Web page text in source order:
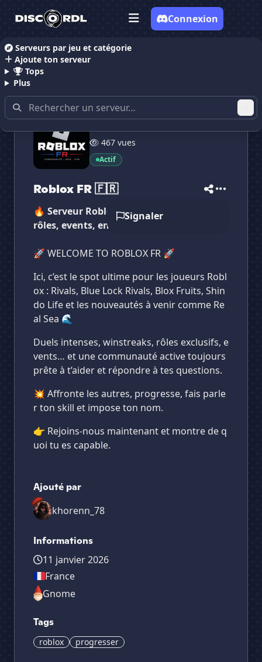
Serveurs par jeu et catégorie
Ajoute ton serveur
Tops
Plus
Connexion
Accueil Serveurs Discord Gaming
467 vues
Actif
Roblox FR 🇫🇷
Signaler
🔥 Serveur Roblox FR compétitif : duels,
rôles, events, entraide & jeux populaires.
🚀 WELCOME TO ROBLOX FR 🚀
Ici, c’est le spot ultime pour les joueurs Robl
ox : Rivals, Blue Lock Rivals, Blox Fruits, Shin
do Life et les nouveautés à venir comme Re
al Sea 🌊
Duels intenses, winstreaks, rôles exclusifs, e
vents… et une communauté active toujours
prête à t’aider et répondre à tes questions.
💥 Affronte les autres, progresse, fais parle
r ton skill et impose ton nom.
👉 Rejoins-nous maintenant et montre de q
uoi tu es capable.
Ajouté par
khorenn_78
Informations
11 janvier 2026
France
Gnome
Tags
roblox progresser
Vote pourRoblox FR 🇫🇷
Roblox FR 🇫🇷
serveur ?
Supprimer
Roblox FR 🇫🇷